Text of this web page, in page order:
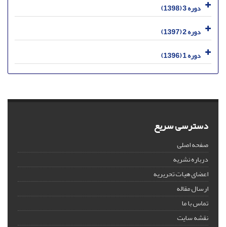
دوره 3 (1398)
دوره 2 (1397)
دوره 1 (1396)
دسترسی سریع
صفحه اصلی
درباره نشریه
اعضای هیات تحریریه
ارسال مقاله
تماس با ما
نقشه سایت